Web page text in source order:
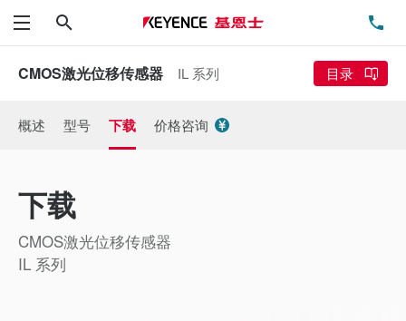
菜单
CMOS激光位移传感器 IL 系列 目录
概述 型号 下载 价格咨询
下载
CMOS激光位移传感器
IL 系列